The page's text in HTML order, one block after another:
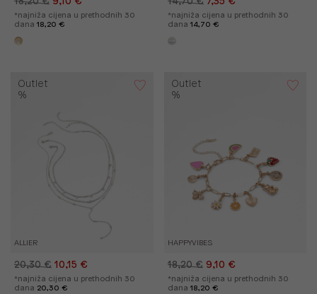
*najniža cijena u prethodnih 30
dana 18,20 €
*najniža cijena u prethodnih 30
dana 14,70 €
ALLIER
Outlet
%
20,30 € 10,15 €
*najniža cijena u prethodnih 30
dana 20,30 €
HAPPYVIBES
Outlet
%
18,20 € 9,10 €
*najniža cijena u prethodnih 30
dana 18,20 €